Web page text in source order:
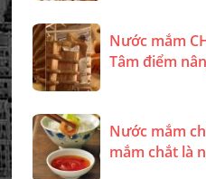
Nước mắm
Tâm điểm
Nước mắm
mắm chắt là